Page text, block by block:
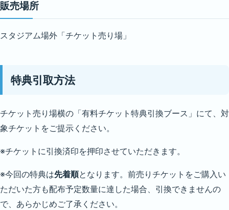
販売場所
スタジアム場外「チケット売り場」
特典引取方法
チケット売り場横の「有料チケット特典引換ブース」にて、対
象チケットをご提示ください。
※チケットに引換済印を押印させていただきます。
※今回の特典は先着順となります。前売りチケットをご購入い
ただいた方も配布予定数量に達した場合、引換できませんの
で、あらかじめご了承ください。